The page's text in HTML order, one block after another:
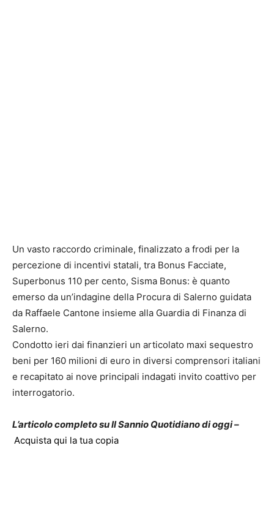
Un vasto raccordo criminale, finalizzato a frodi per la
percezione di incentivi statali, tra Bonus Facciate,
Superbonus 110 per cento, Sisma Bonus: è quanto
emerso da un’indagine della Procura di Salerno guidata
da Raffaele Cantone insieme alla Guardia di Finanza di
Salerno.
Condotto ieri dai finanzieri un articolato maxi sequestro
beni per 160 milioni di euro in diversi comprensori italiani
e recapitato ai nove principali indagati invito coattivo per
interrogatorio.
L’articolo completo su Il Sannio Quotidiano di oggi –
Acquista qui la tua copia